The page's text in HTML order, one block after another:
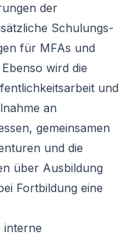
der
Schulungs-
für MFAs und
wird die
und
an
gemeinsamen
und die
über Ausbildung
Fortbildung eine
interne